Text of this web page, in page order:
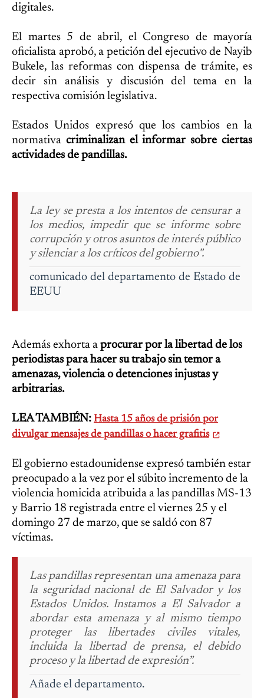
digitales.
El martes 5 de abril, el Congreso de mayoría
oficialista aprobó, a petición del ejecutivo de Nayib
Bukele, las reformas con dispensa de trámite, es
decir sin análisis y discusión del tema en la
respectiva comisión legislativa.
Estados Unidos expresó que los cambios en la
normativa criminalizan el informar sobre ciertas
actividades de pandillas.
La ley se presta a los intentos de censurar a
los medios, impedir que se informe sobre
corrupción y otros asuntos de interés público
y silenciar a los críticos del gobierno”.
comunicado del departamento de Estado de
EEUU
Además exhorta a procurar por la libertad de los
periodistas para hacer su trabajo sin temor a
amenazas, violencia o detenciones injustas y
arbitrarias.
LEA TAMBIÉN: Hasta 15 años de prisión por
divulgar mensajes de pandillas o hacer grafitis
El gobierno estadounidense expresó también estar
preocupado a la vez por el súbito incremento de la
violencia homicida atribuida a las pandillas MS-13
y Barrio 18 registrada entre el viernes 25 y el
domingo 27 de marzo, que se saldó con 87
víctimas.
Las pandillas representan una amenaza para
la seguridad nacional de El Salvador y los
Estados Unidos. Instamos a El Salvador a
abordar esta amenaza y al mismo tiempo
proteger las libertades civiles vitales,
incluida la libertad de prensa, el debido
proceso y la libertad de expresión”.
Añade el departamento.